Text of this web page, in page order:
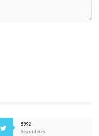
5992
Seguidores